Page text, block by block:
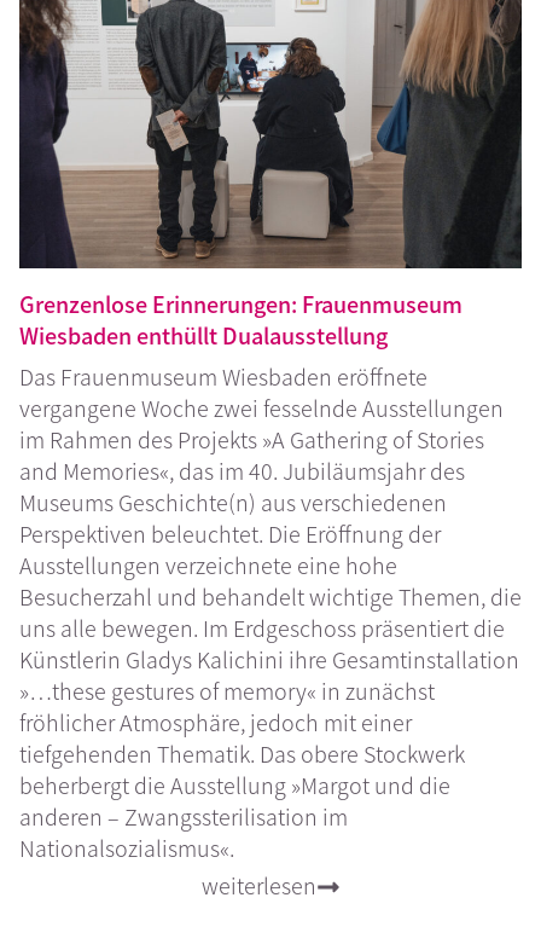
Grenzenlose Erinnerungen: Frauenmuseum
Wiesbaden enthüllt Dualausstellung
Das Frauenmuseum Wiesbaden eröffnete
vergangene Woche zwei fesselnde Ausstellungen
im Rahmen des Projekts »A Gathering of Stories
and Memories«, das im 40. Jubiläumsjahr des
Museums Geschichte(n) aus verschiedenen
Perspektiven beleuchtet. Die Eröffnung der
Ausstellungen verzeichnete eine hohe
Besucherzahl und behandelt wichtige Themen, die
uns alle bewegen. Im Erdgeschoss präsentiert die
Künstlerin Gladys Kalichini ihre Gesamtinstallation
»…these gestures of memory« in zunächst
fröhlicher Atmosphäre, jedoch mit einer
tiefgehenden Thematik. Das obere Stockwerk
beherbergt die Ausstellung »Margot und die
anderen – Zwangssterilisation im
Nationalsozialismus«.
weiterlesen